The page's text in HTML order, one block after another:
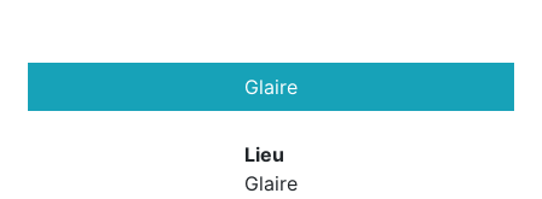
Glaire
Lieu
Glaire